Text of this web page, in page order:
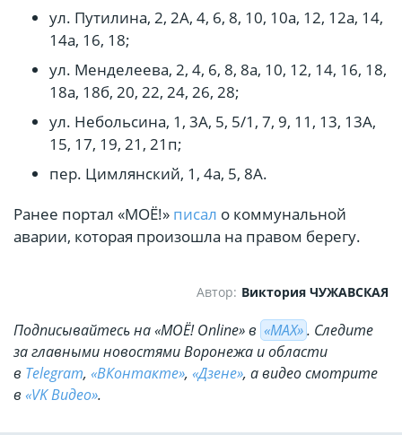
ул. Путилина, 2, 2А, 4, 6, 8, 10, 10а, 12, 12а, 14,
14а, 16, 18;
ул. Менделеева, 2, 4, 6, 8, 8а, 10, 12, 14, 16, 18,
18а, 18б, 20, 22, 24, 26, 28;
ул. Небольсина, 1, 3А, 5, 5/1, 7, 9, 11, 13, 13А,
15, 17, 19, 21, 21п;
пер. Цимлянский, 1, 4а, 5, 8А.
Ранее портал «МОЁ!» писал о коммунальной
аварии, которая произошла на правом берегу.
Автор: Виктория ЧУЖАВСКАЯ
Подписывайтесь на «МОЁ! Online» в «МАХ». Cледите
за главными новостями Воронежа и области
в Telegram, «ВКонтакте», «Дзене», а видео смотрите
в «VK Видео».